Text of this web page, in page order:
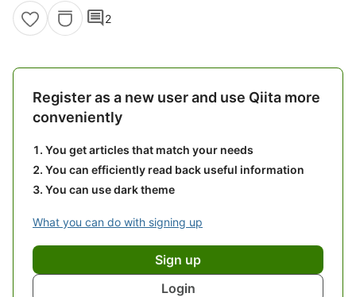
comment2
Register as a new user and use Qiita more
conveniently
You get articles that match your needs
You can efficiently read back useful information
You can use dark theme
What you can do with signing up
Sign up
Login